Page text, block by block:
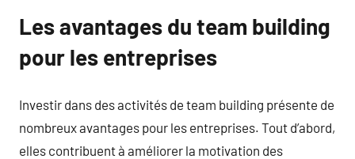
Les avantages du team building
pour les entreprises
Investir dans des activités de team building présente de
nombreux avantages pour les entreprises. Tout d’abord,
elles contribuent à améliorer la motivation des